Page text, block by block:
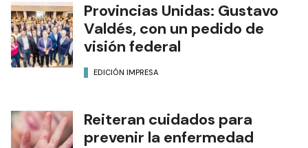
Provincias Unidas: Gustavo
Valdés, con un pedido de
visión federal
EDICIÓN IMPRESA
Reiteran cuidados para
prevenir la enfermedad